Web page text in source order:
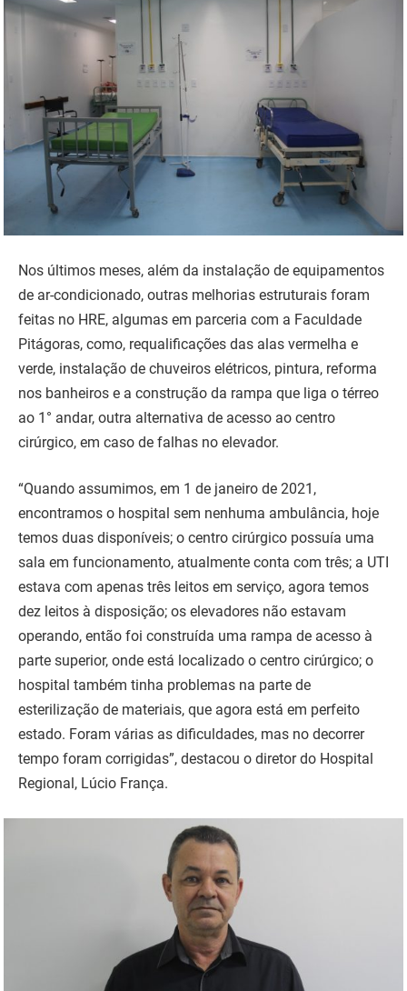
Nos últimos meses, além da instalação de equipamentos
de ar-condicionado, outras melhorias estruturais foram
feitas no HRE, algumas em parceria com a Faculdade
Pitágoras, como, requalificações das alas vermelha e
verde, instalação de chuveiros elétricos, pintura, reforma
nos banheiros e a construção da rampa que liga o térreo
ao 1° andar, outra alternativa de acesso ao centro
cirúrgico, em caso de falhas no elevador.
“Quando assumimos, em 1 de janeiro de 2021,
encontramos o hospital sem nenhuma ambulância, hoje
temos duas disponíveis; o centro cirúrgico possuía uma
sala em funcionamento, atualmente conta com três; a UTI
estava com apenas três leitos em serviço, agora temos
dez leitos à disposição; os elevadores não estavam
operando, então foi construída uma rampa de acesso à
parte superior, onde está localizado o centro cirúrgico; o
hospital também tinha problemas na parte de
esterilização de materiais, que agora está em perfeito
estado. Foram várias as dificuldades, mas no decorrer
tempo foram corrigidas”, destacou o diretor do Hospital
Regional, Lúcio França.